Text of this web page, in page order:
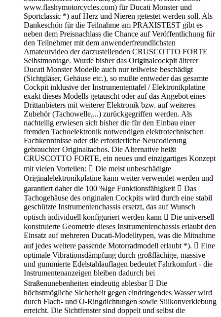
www.flashymotorcycles.com) für Ducati Monster und
Sportclassic *) auf Herz und Nieren getestet werden soll. Als
Dankeschön für die Teilnahme am PRAXISTEST gibt es
neben dem Preisnachlass die Chance auf Veröffentlichung für
den Teilnehmer mit dem anwenderfreundlichsten
Amateurvideo der darzustellenden CRUSCOTTO FORTE
Selbstmontage. Wurde bisher das Originalcockpit älterer
Ducati Monster Modelle auch nur teilweise beschädigt
(Sichtgläser, Gehäuse etc.), so mußte entweder das gesamte
Cockpit inklusive der Instrumententafel / Elektronikplatine
exakt dieses Modells getauscht oder auf das Angebot eines
Drittanbieters mit weiterer Elektronik bzw. auf weiteres
Zubehör (Tachowelle,...) zurückgegriffen werden. Als
nachteilig erwiesen sich bisher die für den Einbau einer
fremden Tachoelektronik notwendigen elektrotechnischen
Fachkenntnisse oder die erforderliche Neucodierung
gebrauchter Originaltachos. Die Alternative heißt
CRUSCOTTO FORTE, ein neues und einzigartiges Konzept
mit vielen Vorteilen:  Die meist unbeschädigte
Originalelektronikplatine kann weiter verwendet werden und
garantiert daher die 100 %ige Funktionsfähigkeit  Das
Tachogehäuse des originalen Cockpits wird durch eine stabil
geschützte Instrumentenchassis ersetzt, das auf Wunsch
optisch individuell konfiguriert werden kann  Die universell
konstruierte Geometrie dieses Instrumentenchassis erlaubt den
Einsatz auf mehreren Ducati-Modelltypen, was die Mitnahme
auf jedes weitere passende Motorradmodell erlaubt *).  Eine
optimale Vibrationsdämpfung durch großflächige, massive
und gummierte Edelstahlauflagen bedeutet Fahrkomfort - die
Instrumentenanzeigen bleiben dadurch bei
Straßenunebenheiten eindeutig ablesbar  Die
höchstmögliche Sicherheit gegen eindringendes Wasser wird
durch Flach- und O-Ringdichtungen sowie Silikonverklebung
erreicht. Die Sichtfenster sind doppelt und selbst die